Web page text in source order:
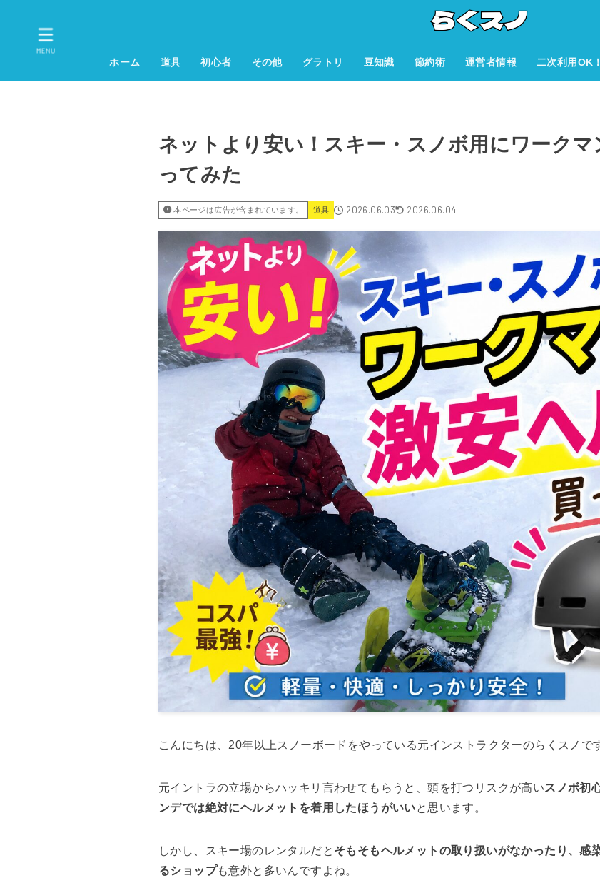
ホーム 道具 初心者 その他 グラトリ 豆知識 節約術 運営者情報 二次利用OK
MENU
ネットより安い！スキー・スノボ用にワーク
ってみた
本ページは広告が含まれています。 道具 2026.06.03 2026.06.04
こんにちは、20年以上スノーボードをやっている元インストラクターのらくスノで
元イントラの立場からハッキリ言わせてもらうと、頭を打つリスクが高いスノボ初
ンデでは絶対にヘルメットを着用したほうがいいと思います。
しかし、スキー場のレンタルだと そもそもヘルメットの取り扱いがなかったり、感
るショップも意外と多いんですよね。